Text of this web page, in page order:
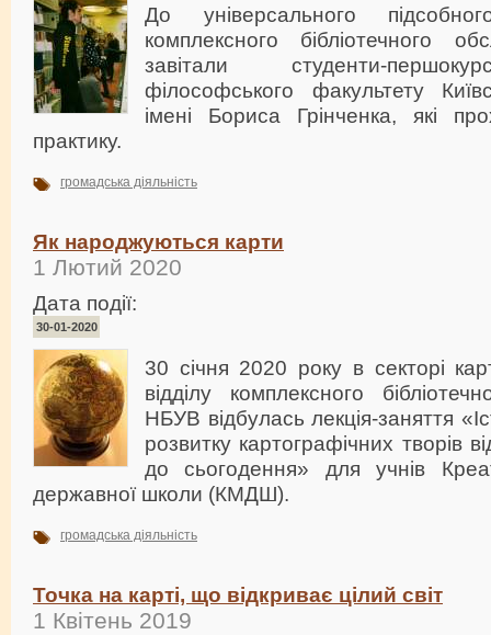
До універсального
комплексного бібліотечного
завітали студенти-
філософського факультету
імені Бориса Грінченка, які
практику.
громадська діяльність
Як народжуються карти
1 Лютий 2020
Дата події:
30-01-2020
30 січня 2020 року в секторі
відділу комплексного
НБУВ відбулась лекція-заняття
розвитку картографічних творів
до сьогодення» для учнів
державної школи (КМДШ).
громадська діяльність
Точка на карті, що відкриває цілий світ
1 Квітень 2019